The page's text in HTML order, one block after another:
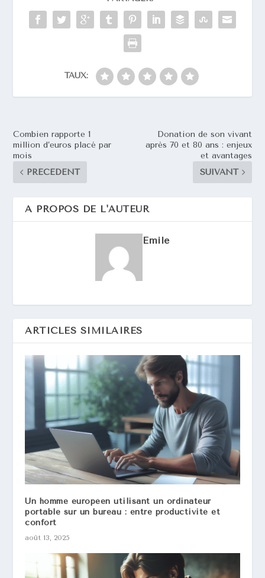
TAUX:
Combien rapporte 1
million d’euros placé par
mois
PRÉCÉDENT
Donation de son vivant
après 70 et 80 ans : enjeux
et avantages
SUIVANT
A PROPOS DE L'AUTEUR
Emile
ARTICLES SIMILAIRES
Un homme européen utilisant un ordinateur
portable sur un bureau : entre productivité et
confort
août 13, 2025